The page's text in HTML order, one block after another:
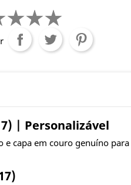
| Personalizável
e capa em couro genuíno